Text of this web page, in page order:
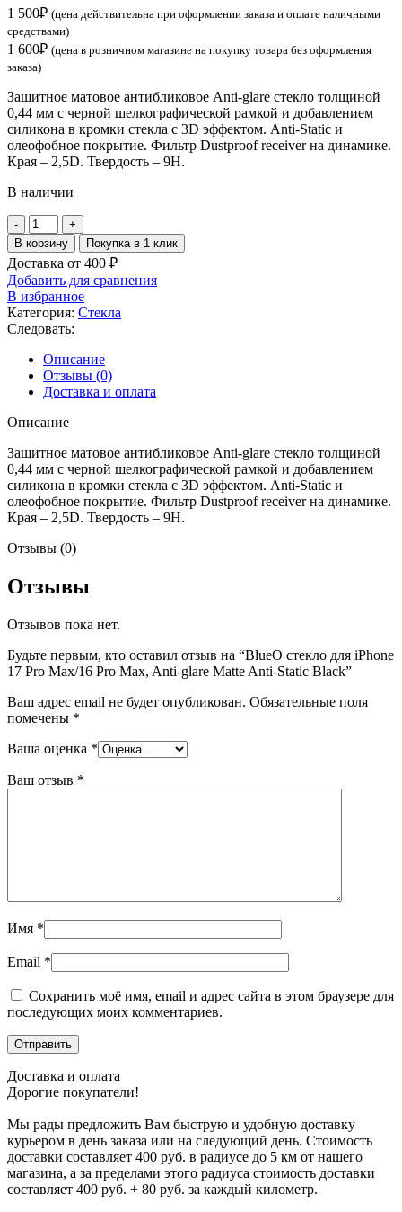
1 500₽ (цена действительна при оформлении заказа и оплате наличными
средствами)
1 600₽ (цена в розничном магазине на покупку товара без оформления
заказа)
Защитное матовое антибликовое Anti-glare стекло толщиной
0,44 мм с черной шелкографической рамкой и добавлением
силикона в кромки стекла с 3D эффектом. Anti-Static и
олеофобное покрытие. Фильтр Dustproof receiver на динамике.
Края – 2,5D. Твердость – 9Н.
В наличии
Количество
товара
BlueO
стекло
для
iPhone
17
Pro
Max/16
Pro
Max,
Anti-
glare
Anti-
Static
Black
В корзину Покупка в 1 клик
Доставка от 400 ₽
Добавить для сравнения
В избранное
Категория: Стекла
Следовать:
Описание
Отзывы (0)
Доставка и оплата
Описание
Защитное матовое антибликовое Anti-glare стекло толщиной
0,44 мм с черной шелкографической рамкой и добавлением
силикона в кромки стекла с 3D эффектом. Anti-Static и
олеофобное покрытие. Фильтр Dustproof receiver на динамике.
Края – 2,5D. Твердость – 9Н.
Отзывы (0)
Отзывы
Отзывов пока нет.
Будьте первым, кто оставил отзыв на “BlueO стекло для iPhone
17 Pro Max/16 Pro Max, Anti-glare Matte Anti-Static Black”
Ваш адрес email не будет опубликован. Обязательные поля
помечены *
Ваша оценка *
Ваш отзыв *
Имя *
Email *
Сохранить моё имя, email и адрес сайта в этом браузере для
последующих моих комментариев.
Доставка и оплата
Дорогие покупатели!
Мы рады предложить Вам быструю и удобную доставку
курьером в день заказа или на следующий день. Стоимость
доставки составляет 400 руб. в радиусе до 5 км от нашего
магазина, а за пределами этого радиуса стоимость доставки
составляет 400 руб. + 80 руб. за каждый километр.